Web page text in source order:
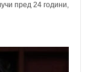
пред 24 години,